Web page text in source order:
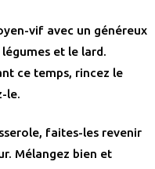
vif avec un généreux
et le lard.
ce temps, rincez le
le.
faites-les revenir
Mélangez bien et